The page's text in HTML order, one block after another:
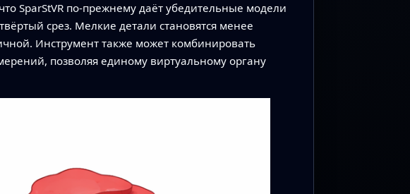
SparStVR по‑прежнему даёт убедительные модели
срез. Мелкие детали становятся менее
Инструмент также может комбинировать
позволяя единому виртуальному органу